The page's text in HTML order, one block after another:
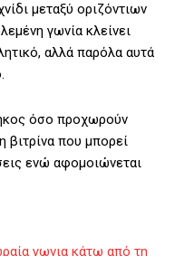
μεταξύ οριζόντιων
γωνία κλείνει
αλλά παρόλα αυτά
όσο προχωρούν
βιτρίνα που μπορεί
ενώ αφομοιώνεται
γωνια κάτω από τη